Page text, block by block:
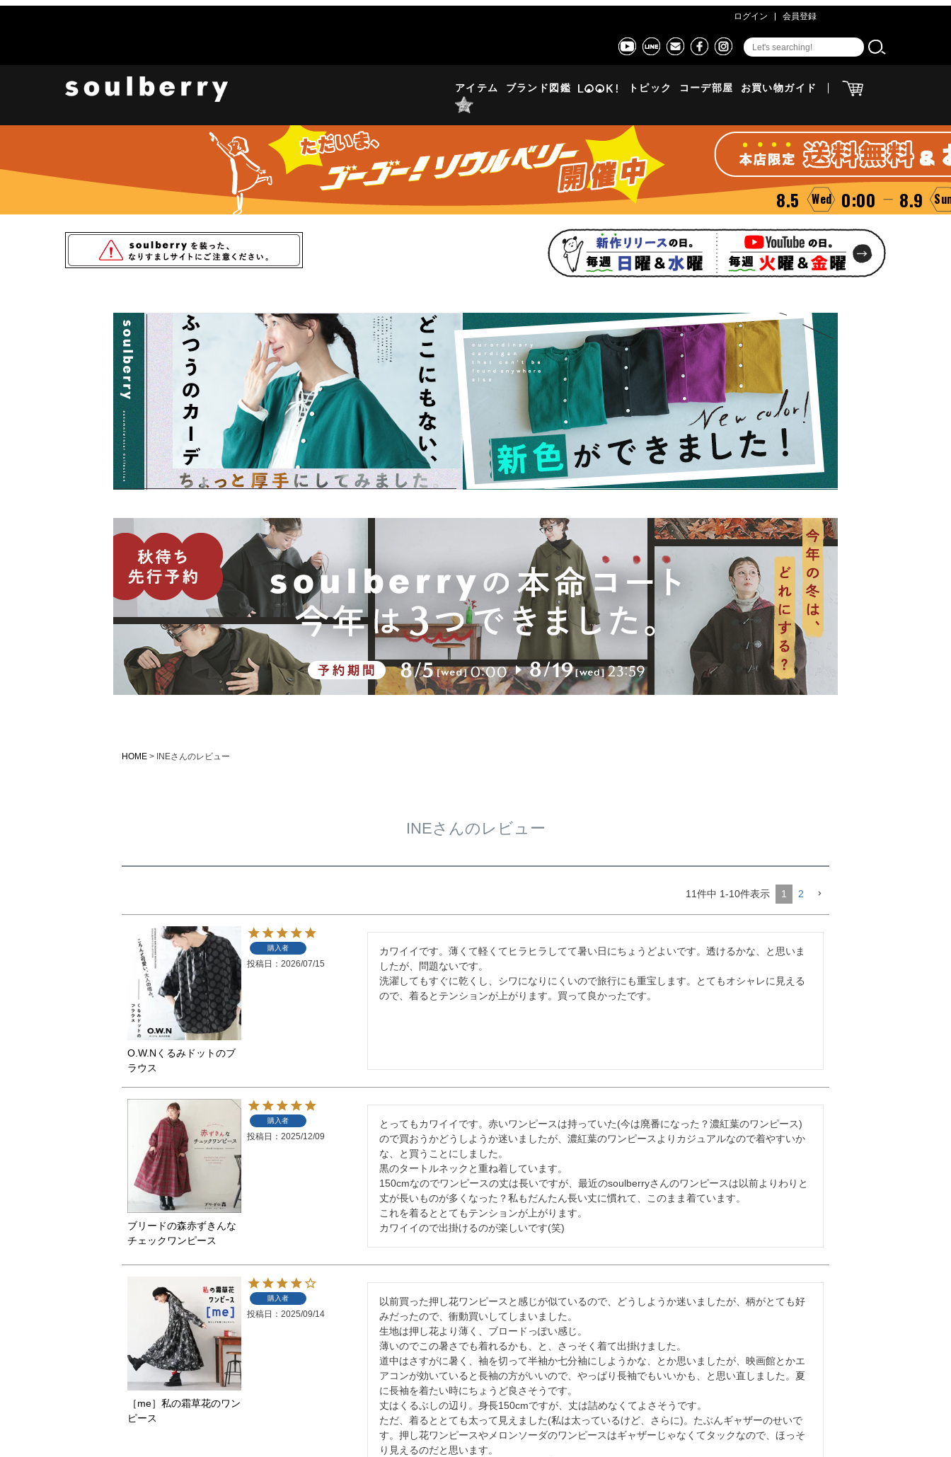
ログイン 会員登録
HOME INEさんのレビュー
INEさんのレビュー
11件中 1-10件表示 1 2
O.W.Nくるみドットのブ
ラウス
購入者
投稿日 2026/07/15
カワイイです。薄くて軽くてヒラヒラしてて暑い日にちょうどよいです。透けるかな、と思いま
したが、問題ないです。
洗濯してもすぐに乾くし、シワになりにくいので旅行にも重宝します。とてもオシャレに見える
ので、着るとテンションが上がります。買って良かったです。
ブリードの森赤ずきんな
チェックワンピース
購入者
投稿日 2025/12/09
とってもカワイイです。赤いワンピースは持っていた(今は廃番になった？濃紅葉のワンピース)
ので買おうかどうしようか迷いましたが、濃紅葉のワンピースよりカジュアルなので着やすいか
な、と買うことにしました。
黒のタートルネックと重ね着しています。
150cmなのでワンピースの丈は長いですが、最近のsoulberryさんのワンピースは以前よりわりと
丈が長いものが多くなった？私もだんたん長い丈に慣れて、このまま着ています。
これを着るととてもテンションが上がります。
カワイイので出掛けるのが楽しいです(笑)
［me］私の霜草花のワン
ピース
購入者
投稿日 2025/09/14
以前買った押し花ワンピースと感じが似ているので、どうしようか迷いましたが、柄がとても好
みだったので、衝動買いしてしまいました。
生地は押し花より薄く、ブロードっぽい感じ。
薄いのでこの暑さでも着れるかも、と、さっそく着て出掛けました。
道中はさすがに暑く、袖を切って半袖か七分袖にしようかな、とか思いましたが、映画館とかエ
アコンが効いていると長袖の方がいいので、やっぱり長袖でもいいかも、と思い直しました。夏
に長袖を着たい時にちょうど良さそうです。
丈はくるぶしの辺り。身長150cmですが、丈は詰めなくてよさそうです。
ただ、着るととても太って見えました(私は太っているけど、さらに)。たぶんギャザーのせいで
す。押し花ワンピースやメロンソーダのワンピースはギャザーじゃなくてタックなので、ほっそ
り見えるのだと思います。